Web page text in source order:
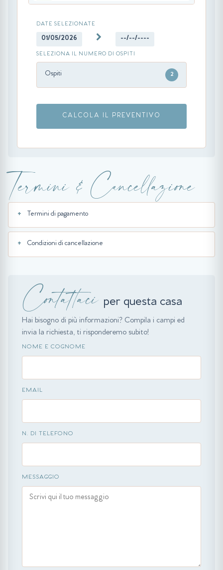
DATE SELEZIONATE
01/05/2026 --/--/----
SELEZIONA IL NUMERO DI OSPITI
Ospiti 2
CALCOLA IL PREVENTIVO
Termini & Cancellazione
Termini di pagamento
Condizioni di cancellazione
Contattaci per questa casa
Hai bisogno di più informazioni? Compila i campi ed
invia la richiesta, ti risponderemo subito!
NOME E COGNOME
EMAIL
N. DI TELEFONO
MESSAGGIO